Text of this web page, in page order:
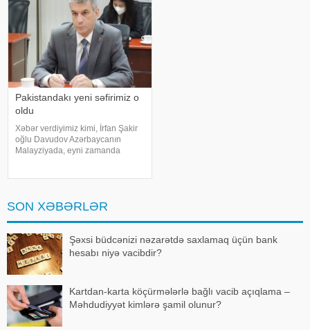
ilə bağlı -a danışan siyas
Pakistandakı yeni səfirimiz o
oldu
Xəbər verdiyimiz kimi, İrfan Şakir
oğlu Davudov Azərbaycanın
Malayziyada, eyni zamanda
Prezident
SON XƏBƏRLƏR
Şəxsi büdcənizi nəzarətdə saxlamaq üçün bank
hesabı niyə vacibdir?
Kartdan-karta köçürmələrlə bağlı vacib açıqlama –
Məhdudiyyət kimlərə şamil olunur?